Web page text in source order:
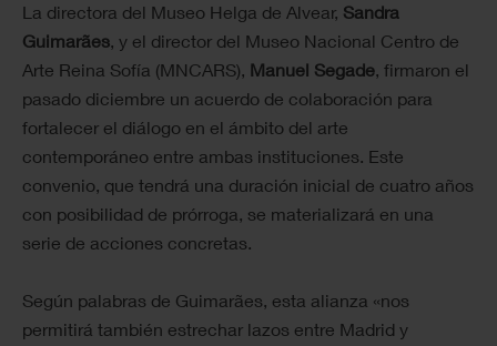
La directora del Museo Helga de Alvear, Sandra
Guimarães, y el director del Museo Nacional Centro de
Arte Reina Sofía (MNCARS), Manuel Segade, firmaron el
pasado diciembre un acuerdo de colaboración para
fortalecer el diálogo en el ámbito del arte
contemporáneo entre ambas instituciones. Este
convenio, que tendrá una duración inicial de cuatro años
con posibilidad de prórroga, se materializará en una
serie de acciones concretas.
Según palabras de Guimarães, esta alianza «nos
permitirá también estrechar lazos entre Madrid y